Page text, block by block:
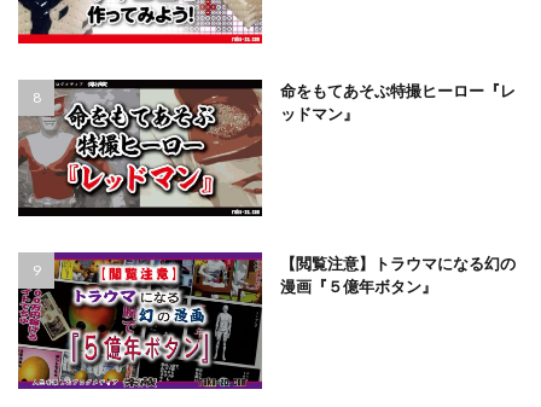
命をもてあそぶ特撮ヒーロー『レ
ッドマン』
【閲覧注意】トラウマになる幻の
漫画『５億年ボタン』